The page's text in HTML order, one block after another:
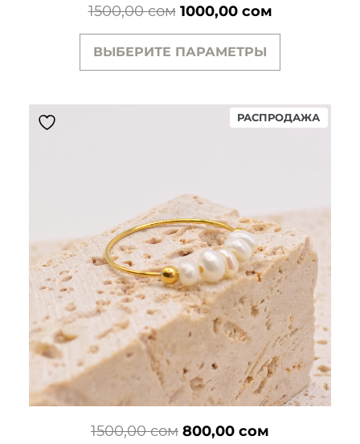
1500,00сом Первоначальная
цена
составляла
1000,00 сомТекущая
цена:
ВЫБЕРИТЕ ПАРАМЕТРЫ
РАСПРОДАЖА
ТОВАР
1500,00сом Первоначальная
800,00 сом